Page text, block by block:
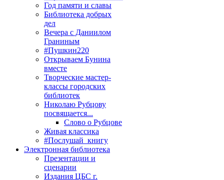
Год памяти и славы
Библиотека добрых
дел
Вечера с Даниилом
Граниным
#Пушкин220
Открываем Бунина
вместе
Творческие мастер-
классы городских
библиотек
Николаю Рубцову
посвящается...
Слово о Рубцове
Живая классика
#Послушай_книгу
Электронная библиотека
Презентации и
сценарии
Издания ЦБС г.